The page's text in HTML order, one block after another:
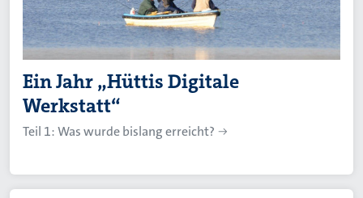
Ein Jahr „Hüttis Digitale
Werkstatt“
Teil 1: Was wurde bislang erreicht?